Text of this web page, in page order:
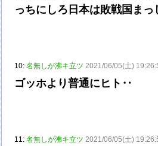
っちにしろ日本は敗戦国まっ
10:名無しが沸キ立ツ 2021/06/05(土)
ゴッホより普通にヒト‥
11:名無しが沸キ立ツ 2021/06/05(土)